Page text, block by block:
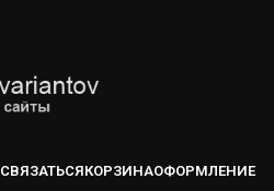
СВЯЗАТЬСЯКОРЗИНАОФОРМЛЕНИЕ